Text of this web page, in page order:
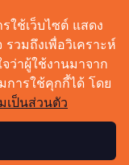
ใช้เว็บไซต์ แสดง
วมถึงเพื่อวิเคราะห์
ว่าผู้ใช้งานมาจาก
ารใช้คุกกี้ได้ โดย
เป็นส่วนตัว